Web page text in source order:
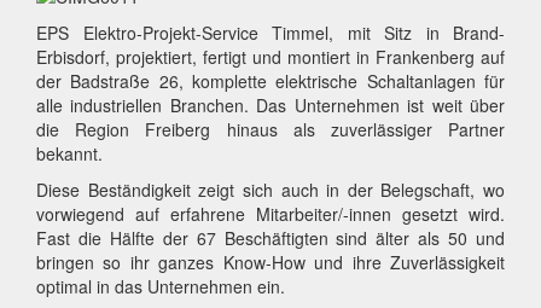
EPS Elektro-Projekt-Service Timmel, mit Sitz in Brand-
Erbisdorf, projektiert, fertigt und montiert in Frankenberg auf
der Badstraße 26, komplette elektrische Schaltanlagen für
alle industriellen Branchen. Das Unternehmen ist weit über
die Region Freiberg hinaus als zuverlässiger Partner
bekannt.
Diese Beständigkeit zeigt sich auch in der Belegschaft, wo
vorwiegend auf erfahrene Mitarbeiter/-innen gesetzt wird.
Fast die Hälfte der 67 Beschäftigten sind älter als 50 und
bringen so ihr ganzes Know-How und ihre Zuverlässigkeit
optimal in das Unternehmen ein.